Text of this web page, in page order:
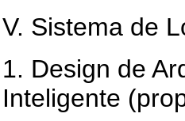
V. Sistema de
1. Design de
Inteligente